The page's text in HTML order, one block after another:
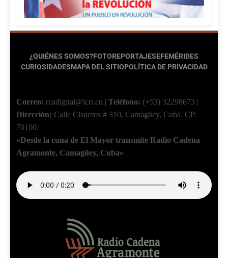
¿QUIÉNES SOMOS?FOTOREPORTAJESEFEMÉRIDES
CURIOSIDADESMAPA DEL SITIOPOLÍTICA DE PRIVACIDAD
Correo: rcadigital@icrt.cu | Teléfono: (+53) 32298673 |
Dirección: Calle Cisneros # 310, Camagüey, Cuba. CP:
70100.
«Desde la cuna de El Mayor transmite Radio Cadena
Agramonte, Camagüey, Cuba»